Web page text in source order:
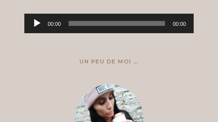
Lecteur
audio
00:00 00:00
UN PEU DE MOI …